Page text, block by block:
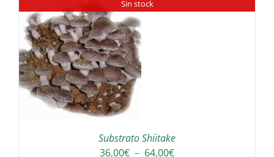
Sin stock
Substrato Shiitake
36,00€ – 64,00€Plage